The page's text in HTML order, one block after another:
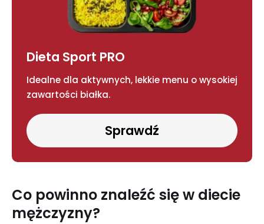
Dieta Sport PRO
Idealne dla aktywnych, lekkie menu o wysokiej
zawartości białka.
Sprawdź
Co powinno znaleźć się w diecie
mężczyzny?